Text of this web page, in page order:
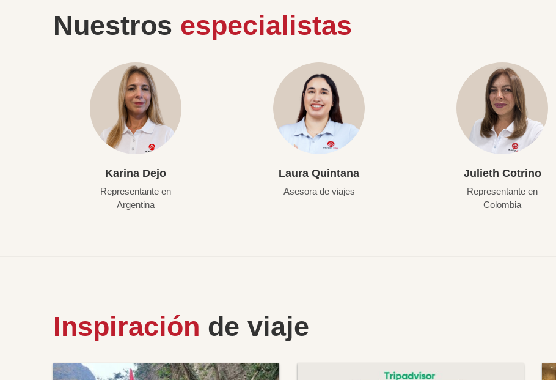
Nuestros especialistas
Karina Dejo
Representante en
Argentina
Laura Quintana
Asesora de viajes
Julieth Cotrino
Representante en
Colombia
Inspiración de viaje